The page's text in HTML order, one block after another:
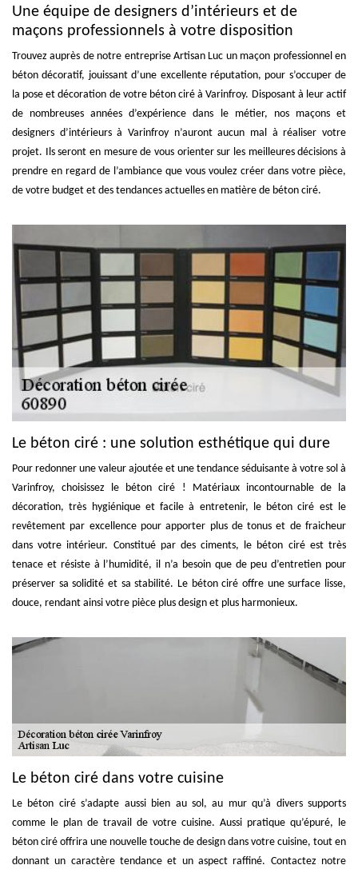
Une équipe de designers d’intérieurs et de
maçons professionnels à votre disposition
Trouvez auprès de notre entreprise Artisan Luc un maçon professionnel en
béton décoratif, jouissant d’une excellente réputation, pour s’occuper de
la pose et décoration de votre béton ciré à Varinfroy. Disposant à leur actif
de nombreuses années d’expérience dans le métier, nos maçons et
designers d’intérieurs à Varinfroy n’auront aucun mal à réaliser votre
projet. Ils seront en mesure de vous orienter sur les meilleures décisions à
prendre en regard de l’ambiance que vous voulez créer dans votre pièce,
de votre budget et des tendances actuelles en matière de béton ciré.
Le béton ciré : une solution esthétique qui dure
Pour redonner une valeur ajoutée et une tendance séduisante à votre sol à
Varinfroy, choisissez le béton ciré ! Matériaux incontournable de la
décoration, très hygiénique et facile à entretenir, le béton ciré est le
revêtement par excellence pour apporter plus de tonus et de fraicheur
dans votre intérieur. Constitué par des ciments, le béton ciré est très
tenace et résiste à l’humidité, il n’a besoin que de peu d’entretien pour
préserver sa solidité et sa stabilité. Le béton ciré offre une surface lisse,
douce, rendant ainsi votre pièce plus design et plus harmonieux.
Le béton ciré dans votre cuisine
Le béton ciré s’adapte aussi bien au sol, au mur qu’à divers supports
comme le plan de travail de votre cuisine. Aussi pratique qu’épuré, le
béton ciré offrira une nouvelle touche de design dans votre cuisine, tout en
donnant un caractère tendance et un aspect raffiné. Contactez notre